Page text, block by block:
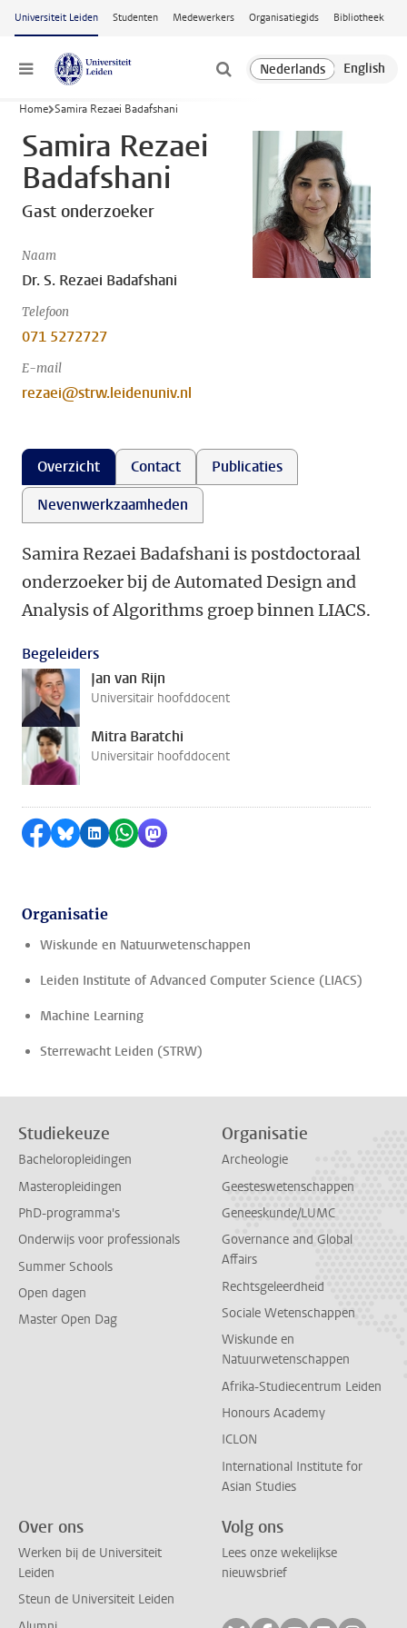
Ga naar hoofdinhoud
Universiteit Leiden Studenten Medewerkers Organisatiegids Bibliotheek
Menu
Home Samira Rezaei Badafshani
Samira Rezaei
Badafshani
Gast onderzoeker
Naam
Dr. S. Rezaei Badafshani
Telefoon
071 5272727
E-mail
rezaei@strw.leidenuniv.nl
Overzicht Contact
Publicaties
Nevenwerkzaamheden
Samira Rezaei Badafshani is postdoctoraal
onderzoeker bij de Automated Design and
Analysis of Algorithms groep binnen LIACS.
Begeleiders
Jan van Rijn
Universitair hoofddocent
Mitra Baratchi
Universitair hoofddocent
Delen op Facebook
Delen via Bluesky
Delen op LinkedIn
Delen via WhatsApp
Delen via Mastodon
Organisatie
Wiskunde en Natuurwetenschappen
Leiden Institute of Advanced Computer Science (LIACS)
Machine Learning
Sterrewacht Leiden (STRW)
Studiekeuze
Bacheloropleidingen
Masteropleidingen
PhD-programma's
Onderwijs voor professionals
Summer Schools
Open dagen
Master Open Dag
Organisatie
Archeologie
Geesteswetenschappen
Geneeskunde/LUMC
Governance and Global
Affairs
Rechtsgeleerdheid
Sociale Wetenschappen
Wiskunde en
Natuurwetenschappen
Afrika-Studiecentrum Leiden
Honours Academy
ICLON
International Institute for
Asian Studies
Over ons
Werken bij de Universiteit
Leiden
Steun de Universiteit Leiden
Volg ons
Lees onze wekelijkse
nieuwsbrief